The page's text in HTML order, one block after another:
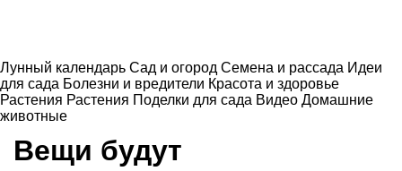
Лунный календарь Сад и огород Семена и рассада Идеи
для сада Болезни и вредители Красота и здоровье
Растения Растения Поделки для сада Видео Домашние
животные
Вещи будут